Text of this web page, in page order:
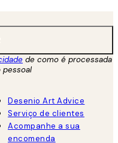
de como é processada
pessoal
Desenio Art Advice
Serviço de clientes
Acompanhe a sua
encomenda